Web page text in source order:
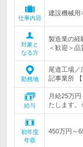
仕事内容
建設機械用
対象と
なる方
製造業の経
＜歓迎＞
勤務地
尾道工場／
記事業所
給与
月給25万
たします。
初年度
年収
450万円～